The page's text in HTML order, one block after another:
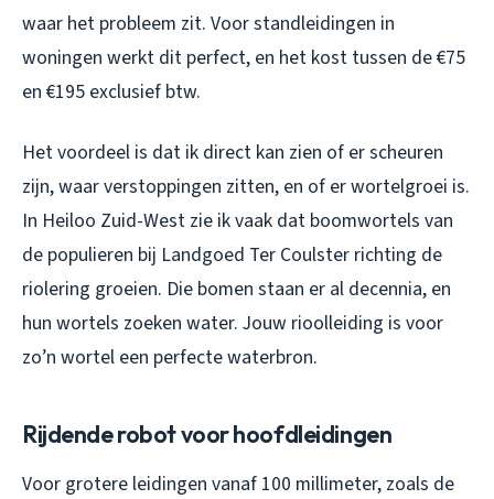
waar het probleem zit. Voor standleidingen in
woningen werkt dit perfect, en het kost tussen de €75
en €195 exclusief btw.
Het voordeel is dat ik direct kan zien of er scheuren
zijn, waar verstoppingen zitten, en of er wortelgroei is.
In Heiloo Zuid-West zie ik vaak dat boomwortels van
de populieren bij Landgoed Ter Coulster richting de
riolering groeien. Die bomen staan er al decennia, en
hun wortels zoeken water. Jouw rioolleiding is voor
zo’n wortel een perfecte waterbron.
Rijdende robot voor hoofdleidingen
Voor grotere leidingen vanaf 100 millimeter, zoals de